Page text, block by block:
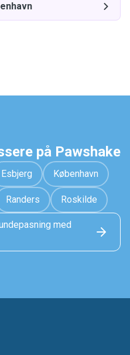
på Pawshake
Esbjerg København
Randers Roskilde
med